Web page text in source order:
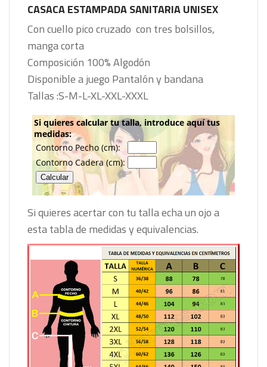
CASACA ESTAMPADA SANITARIAUNISEX
Con cuello pico cruzado con tres bolsillos,
manga corta
Composición 100% Algodón
Disponible a juego Pantalón y bandana
Tallas :S-M-L-XL-XXL-XXXL
Si quieres acertar con tu talla echa un ojo a
esta tabla de medidas y equivalencias.